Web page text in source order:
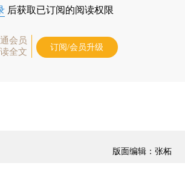
后获取已订阅的阅读权限
会员
全文
订阅/会员升级
版面编辑：张柘